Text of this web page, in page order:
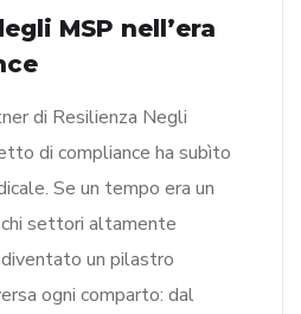
MSP nell’era
di Resilienza Negli
di compliance ha subìto
Se un tempo era un
settori altamente
un pilastro
ogni comparto: dal